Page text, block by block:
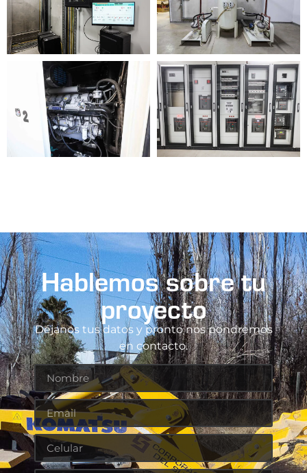
Hablemos sobre tu
proyecto
Déjanos tus datos y pronto nos pondremos
en contacto.